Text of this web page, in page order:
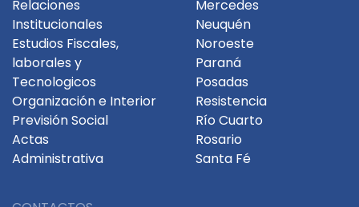
Relaciones
Institucionales
Estudios Fiscales,
laborales y
Tecnologicos
Organización e Interior
Previsión Social
Actas
Administrativa
Mercedes
Neuquén
Noroeste
Paraná
Posadas
Resistencia
Río Cuarto
Rosario
Santa Fé